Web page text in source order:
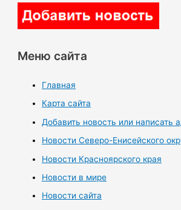
Меню сайта
Главная
Карта сайта
Добавить новость или написать
Новости Северо-Енисейского
Новости Красноярского края
Новости в мире
Новости сайта